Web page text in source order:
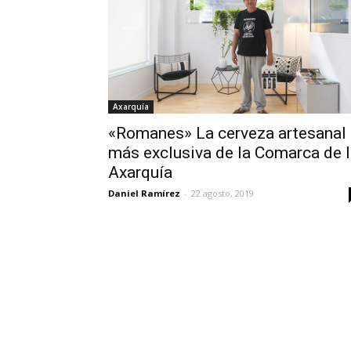
Axarquía
«Romanes» La cerveza artesanal
más exclusiva de la Comarca de
Axarquía
Daniel Ramírez - 22 agosto, 2019